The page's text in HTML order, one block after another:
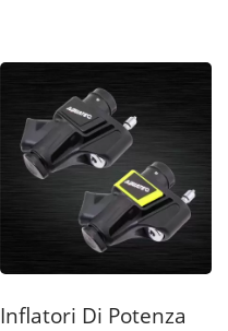
Inflatori Di Potenza